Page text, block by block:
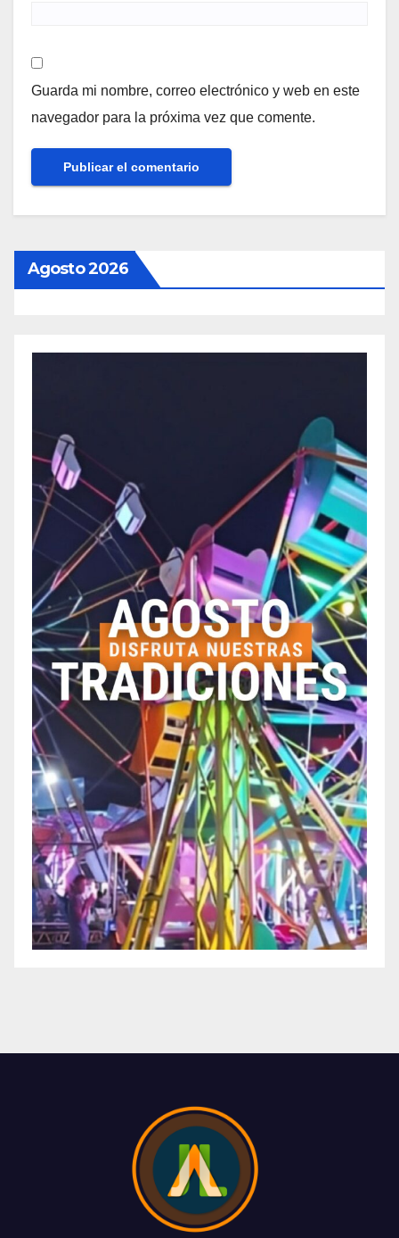
Guarda mi nombre, correo electrónico y web en este
navegador para la próxima vez que comente.
Agosto 2026